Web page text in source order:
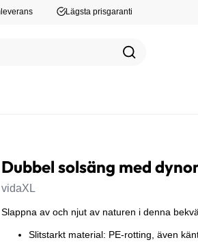
Lägsta prisgaranti
Dubbel solsäng med
vidaXL
Slappna av och njut av naturen i denna
Slitstarkt material: PE-rotting, även